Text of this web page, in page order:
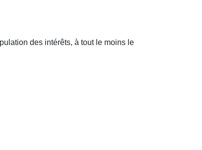
des intérêts, à tout le moins le